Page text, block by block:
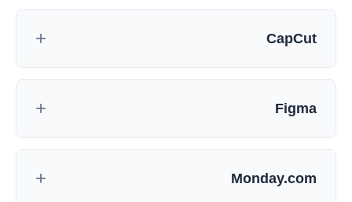
CapCut
Figma
Monday.com